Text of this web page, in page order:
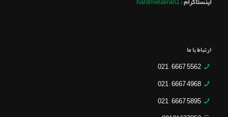
ارتباط با ما
5562 6667 – 021
4968 6667 – 021
5895 6667 – 021